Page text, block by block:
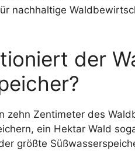
nachhaltige
der
zehn Zentimeter des
ein Hektar Wald
größte